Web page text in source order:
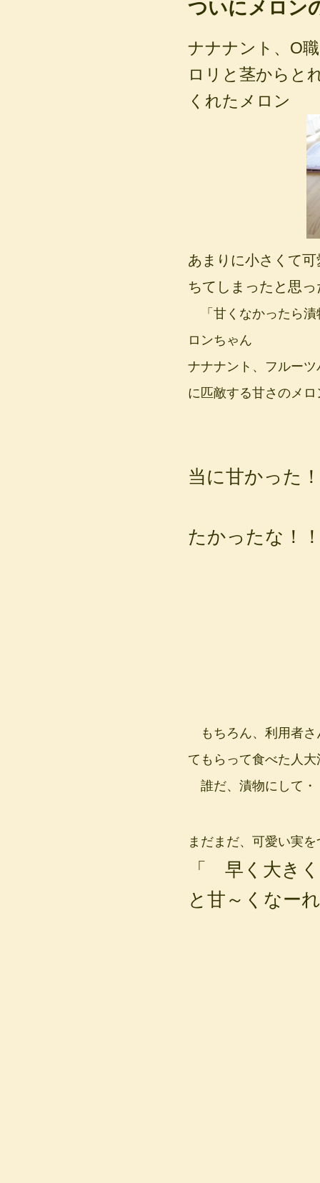
ついにメロン
ナナナント、O
ロリと茎からと
くれたメロン
あまりに小さくて
ちてしまったと思
「甘くなかったら漬
ロンちゃん
ナナナント、フルー
に匹敵する甘さのメ
当に甘かった
たかったな！
もちろん、利用者さ
てもらって食べた人
誰だ、漬物にして
まだまだ、可愛い実
「 早く大き
と甘～くなー